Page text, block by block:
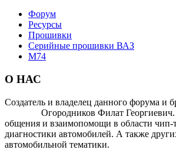
Форум
Ресурсы
Прошивки
Серийные прошивки ВАЗ
М74
О НАС
Создатель и владелец данного форума и
Огородников Филат
общения и взаимопомощи в области чип-
диагностики автомобилей. А также
автомобильной тематики.